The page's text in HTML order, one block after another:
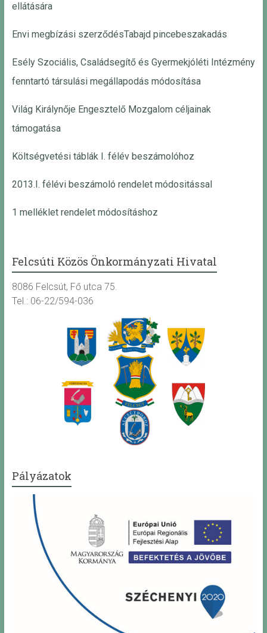
ellátására
Envi megbízási szerződésTabajd pincebeszakadás
Esély Szociális, Családsegítő és Gyermekjóléti Intézmény
fenntartó társulási megállapodás módosítása
Világ Királynője Engesztelő Mozgalom céljainak
támogatása
Költségvetési táblák I. félév beszámolóhoz
2013.I. félévi beszámoló rendelet módositással
1 melléklet rendelet módosításhoz
Felcsúti Közös Önkormányzati Hivatal
8086 Felcsút, Fő utca 75.
Tel.: 06-22/594-036
Pályázatok